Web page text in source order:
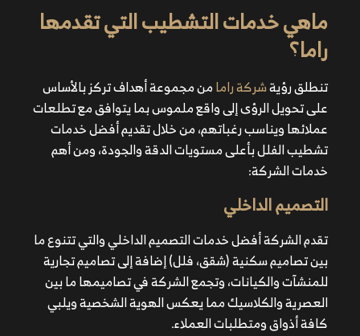
شركة راما
ماهي خدمات التشطيب التي تقدمها
راما؟
تنطلق رؤيةشركة رامامن مجموعة أهداف تركز بالأساس
على تحويل الرؤى إلى واقع ملموس بما يتوافق مع تطلعات
عملائها ويناسب رغباتهم، من خلال تقديم أفضل خدمات
تشطيب الفلل بأعلى مستويات الدقة والجودة، ومن أهم
خدمات الشركة:
التصميم الداخلي
تقدم الشركة أفضل خدمات التصميم الداخلي والتي تتنوع ما
بين تصاميم سكنية (شقق، فلل) إضافة إلى تصاميم تجارية
للمنشآت والكيانات، وتجمع الشركة في تصاميمها ما بين
العصرية والكلاسيك مما يعكس الهوية الشخصية ويلبي
كافة أذواق ومتطلبات العملاء.